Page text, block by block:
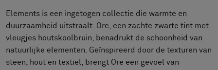
Installatie
Onderhoud
Elements is een ingetogen collectie die warmte en
duurzaamheid uitstraalt. Ore, een zachte zwarte tint met
vleugjes houtskoolbruin, benadrukt de schoonheid van
natuurlijke elementen. Geïnspireerd door de texturen van
steen, hout en textiel, brengt Ore een gevoel van